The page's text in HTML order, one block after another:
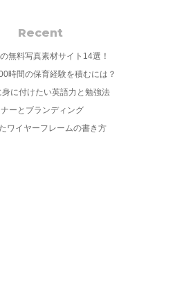
Recent
無料写真素材サイト14選！
時間の保育経験を積むには？
に付けたい英語力と勉強法
ーとブランディング
ワイヤーフレームの書き方